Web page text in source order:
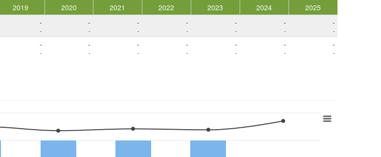
2019 2020 2021 2022 2023 2024
2025
-
-
-
-
-
-
-
-
-
-
-
-
-
-
-
-
-
-
-
-
-
-
-
-
-
-
-
-